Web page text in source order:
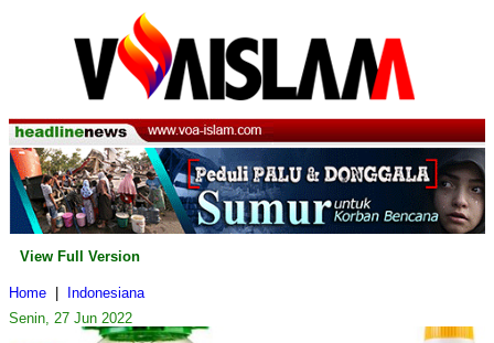
View Full Version
Home
Indonesiana
Senin, 27 Jun 2022